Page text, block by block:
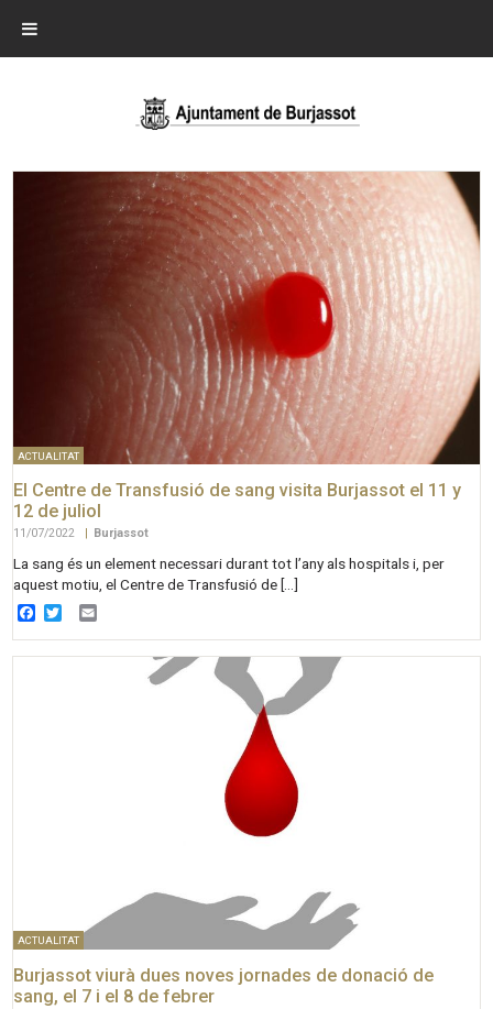
ACTUALITAT
El Centre de Transfusió de sang visita Burjassot el 11 y
12 de juliol
11/07/2022 Burjassot
La sang és un element necessari durant tot l’any als hospitals i, per
aquest motiu, el Centre de Transfusió de […]
Facebook
Twitter
ACTUALITAT
Burjassot viurà dues noves jornades de donació de
sang, el 7 i el 8 de febrer